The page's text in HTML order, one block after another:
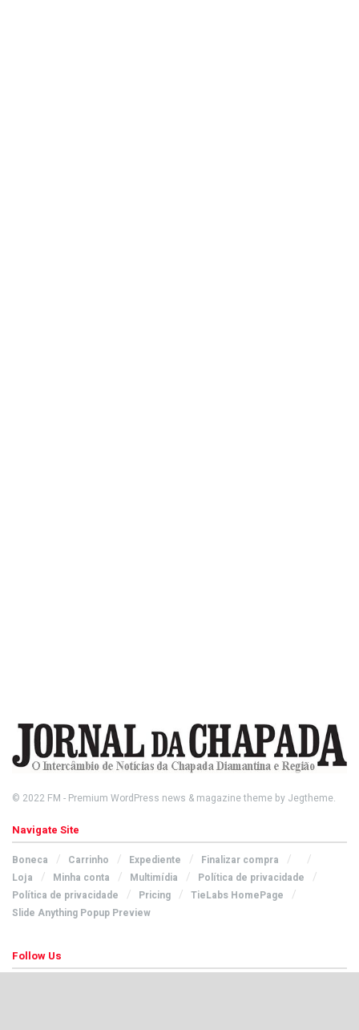
© 2022 FM - Premium WordPress news & magazine theme by Jegtheme.
Navigate Site
Boneca Carrinho Expediente
Finalizar compra
Loja
Minha conta Multimídia
Política de privacidade
Política de privacidade
Pricing
TieLabs HomePage
Slide Anything Popup Preview
Follow Us